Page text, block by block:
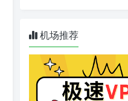
机场推荐